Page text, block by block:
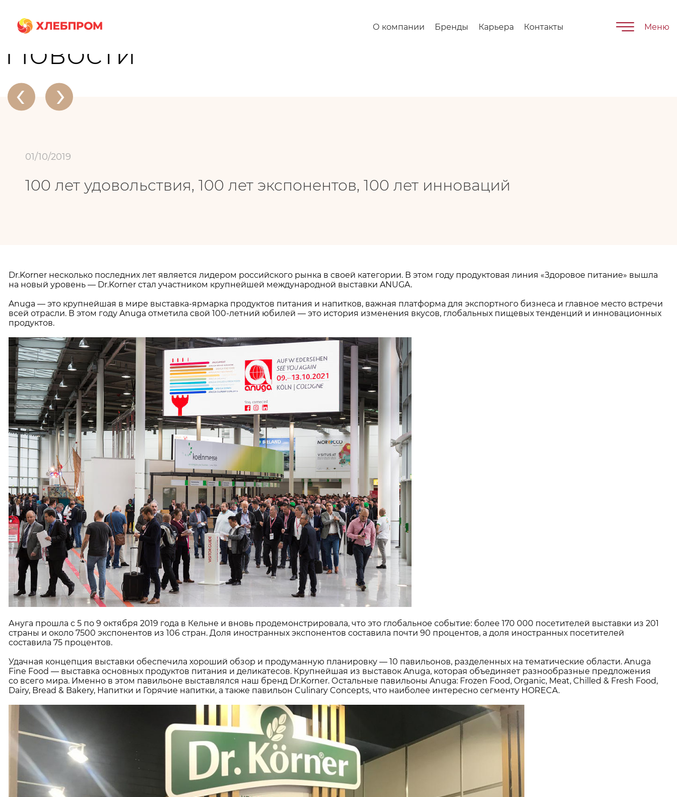
О компании Бренды Карьера Контакты Меню
Главная О компании Новости
Новости
‹ ›
01/10/2019
100 лет удовольствия, 100 лет экспонентов, 100 лет инноваций
Dr.Korner несколько последних лет является лидером российского рынка в своей категории. В этом году продуктовая линия «Здоровое питание» вышла
на новый уровень — Dr.Korner стал участником крупнейшей международной выставки ANUGA.
Anuga — это крупнейшая в мире выставка-ярмарка продуктов питания и напитков, важная платформа для экспортного бизнеса и главное место встречи
всей отрасли. В этом году Anuga отметила свой 100-летний юбилей — это история изменения вкусов, глобальных пищевых тенденций и инновационных
продуктов.
Ануга прошла с 5 по 9 октября 2019 года в Кельне и вновь продемонстрировала, что это глобальное событие: более 170 000 посетителей выставки из 201
страны и около 7500 экспонентов из 106 стран. Доля иностранных экспонентов составила почти 90 процентов, а доля иностранных посетителей
составила 75 процентов.
Удачная концепция выставки обеспечила хороший обзор и продуманную планировку — 10 павильонов, разделенных на тематические области. Anuga
Fine Food — выставка основных продуктов питания и деликатесов. Крупнейшая из выставок Anuga, которая объединяет разнообразные предложения
со всего мира. Именно в этом павильоне выставлялся наш бренд Dr.Korner. Остальные павильоны Anuga: Frozen Food, Organic, Meat, Chilled & Fresh Food,
Dairy, Bread & Bakery, Напитки и Горячие напитки, а также павильон Culinary Concepts, что наиболее интересно сегменту HORECA.